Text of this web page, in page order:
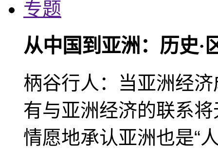
专题
从中国到亚洲：历史·
柄谷行人：当亚洲经
有与亚洲经济的联系
情愿地承认亚洲也是“